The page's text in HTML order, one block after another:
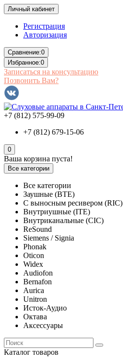
Личный кабинет
Регистрация
Авторизация
Сравнение:0
Избранное:0
Записаться на консультацию
Позвонить Вам?
+7 (812) 575-99-09
+7 (812) 679-15-06
0
Ваша корзина пуста!
Все категории
Все категории
Заушные (BTE)
С выносным ресивером (RIC)
Внутриушные (ITE)
Внутриканальные (CIC)
ReSound
Siemens / Signia
Phonak
Oticon
Widex
Audiofon
Bernafon
Aurica
Unitron
Исток-Аудио
Октава
Аксессуары
Каталог товаров